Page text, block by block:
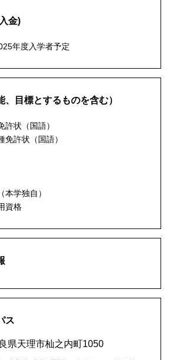
金)
年度入学者予定
、目標とするものを含む）
許状（国語）
免許状（国語）
本学独自）
資格
ス
県天理市杣之内町1050